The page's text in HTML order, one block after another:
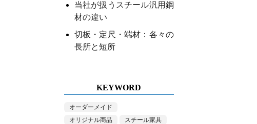
当社が扱うスチール汎用鋼
材の違い
切板・定尺・端材：各々の
長所と短所
KEYWORD
オーダーメイド
オリジナル商品
スチール家具